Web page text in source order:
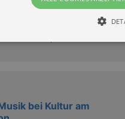
bei Kultur am
bei Kultur am
grundlegenden Funktionen unserer